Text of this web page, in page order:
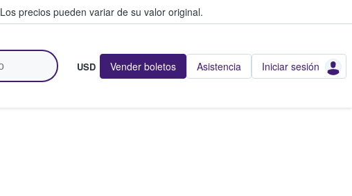
Los precios pueden variar de su valor original.
USD Vender boletos Asistencia Iniciar sesión